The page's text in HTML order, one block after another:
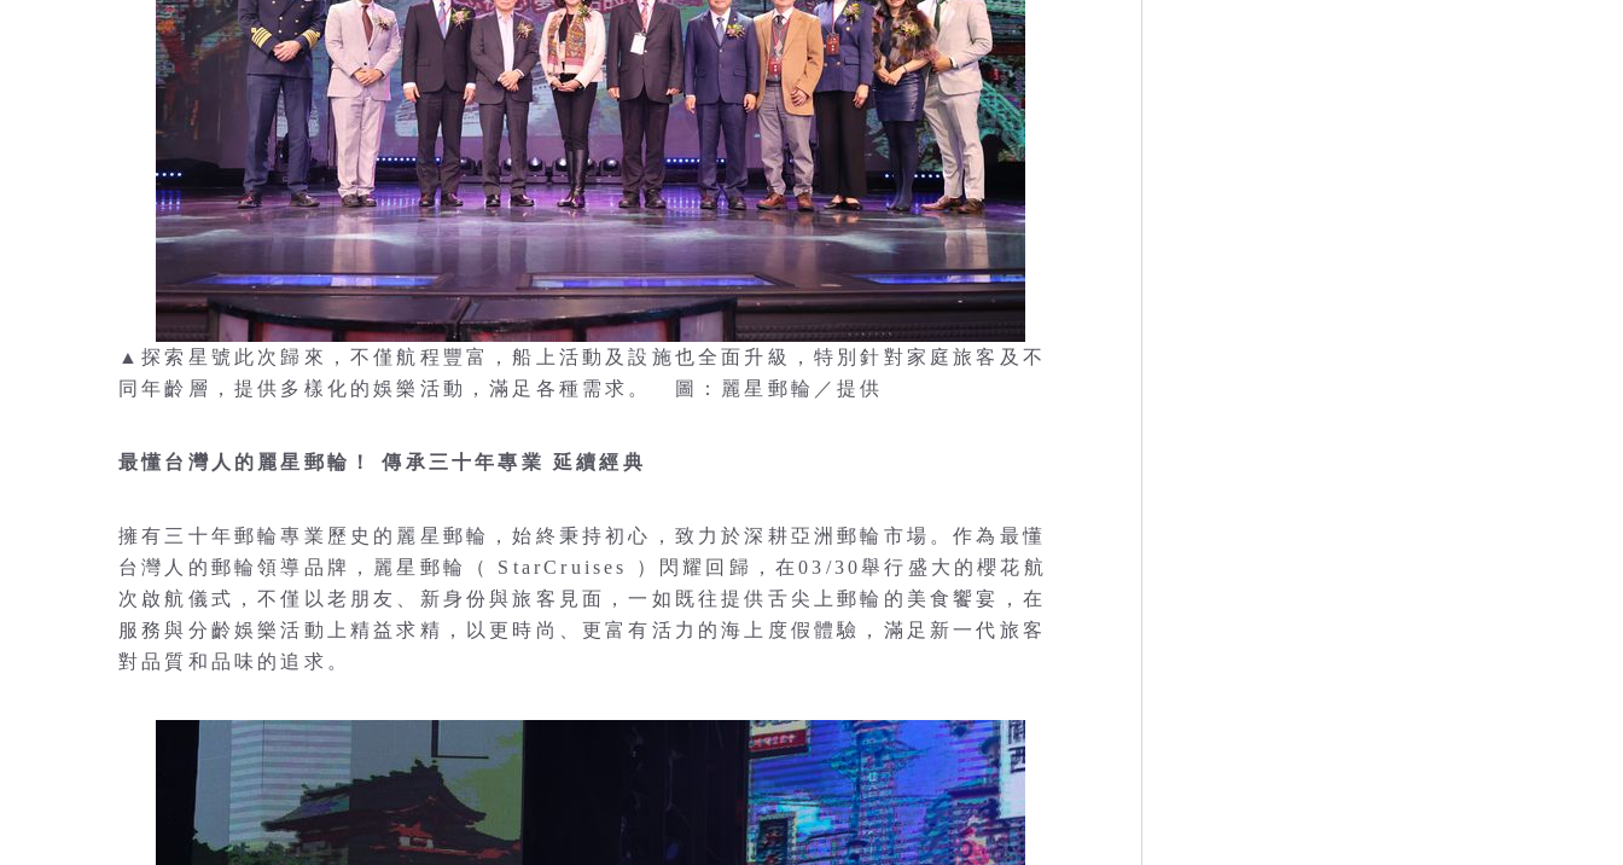
▲探索星號此次歸來，不僅航程豐富，船上活動及設施也全面升級，特別針對家庭旅客及不
同年齡層，提供多樣化的娛樂活動，滿足各種需求。 圖：麗星郵輪／提供
最懂台灣人的麗星郵輪！ 傳承三十年專業 延續經典
擁有三十年郵輪專業歷史的麗星郵輪，始終秉持初心，致力於深耕亞洲郵輪市場。作為最懂
台灣人的郵輪領導品牌，麗星郵輪（ StarCruises ）閃耀回歸，在03/30舉行盛大的櫻花航
次啟航儀式，不僅以老朋友、新身份與旅客見面，一如既往提供舌尖上郵輪的美食饗宴，在
服務與分齡娛樂活動上精益求精，以更時尚、更富有活力的海上度假體驗，滿足新一代旅客
對品質和品味的追求。